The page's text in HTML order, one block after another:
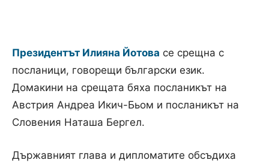
Президентът Илияна Йотова се срещна с
посланици, говорещи български език.
Домакини на срещата бяха посланикът на
Австрия Андреа Икич-Бьом и посланикът на
Словения Наташа Бергел.
Държавният глава и дипломатите обсъдиха